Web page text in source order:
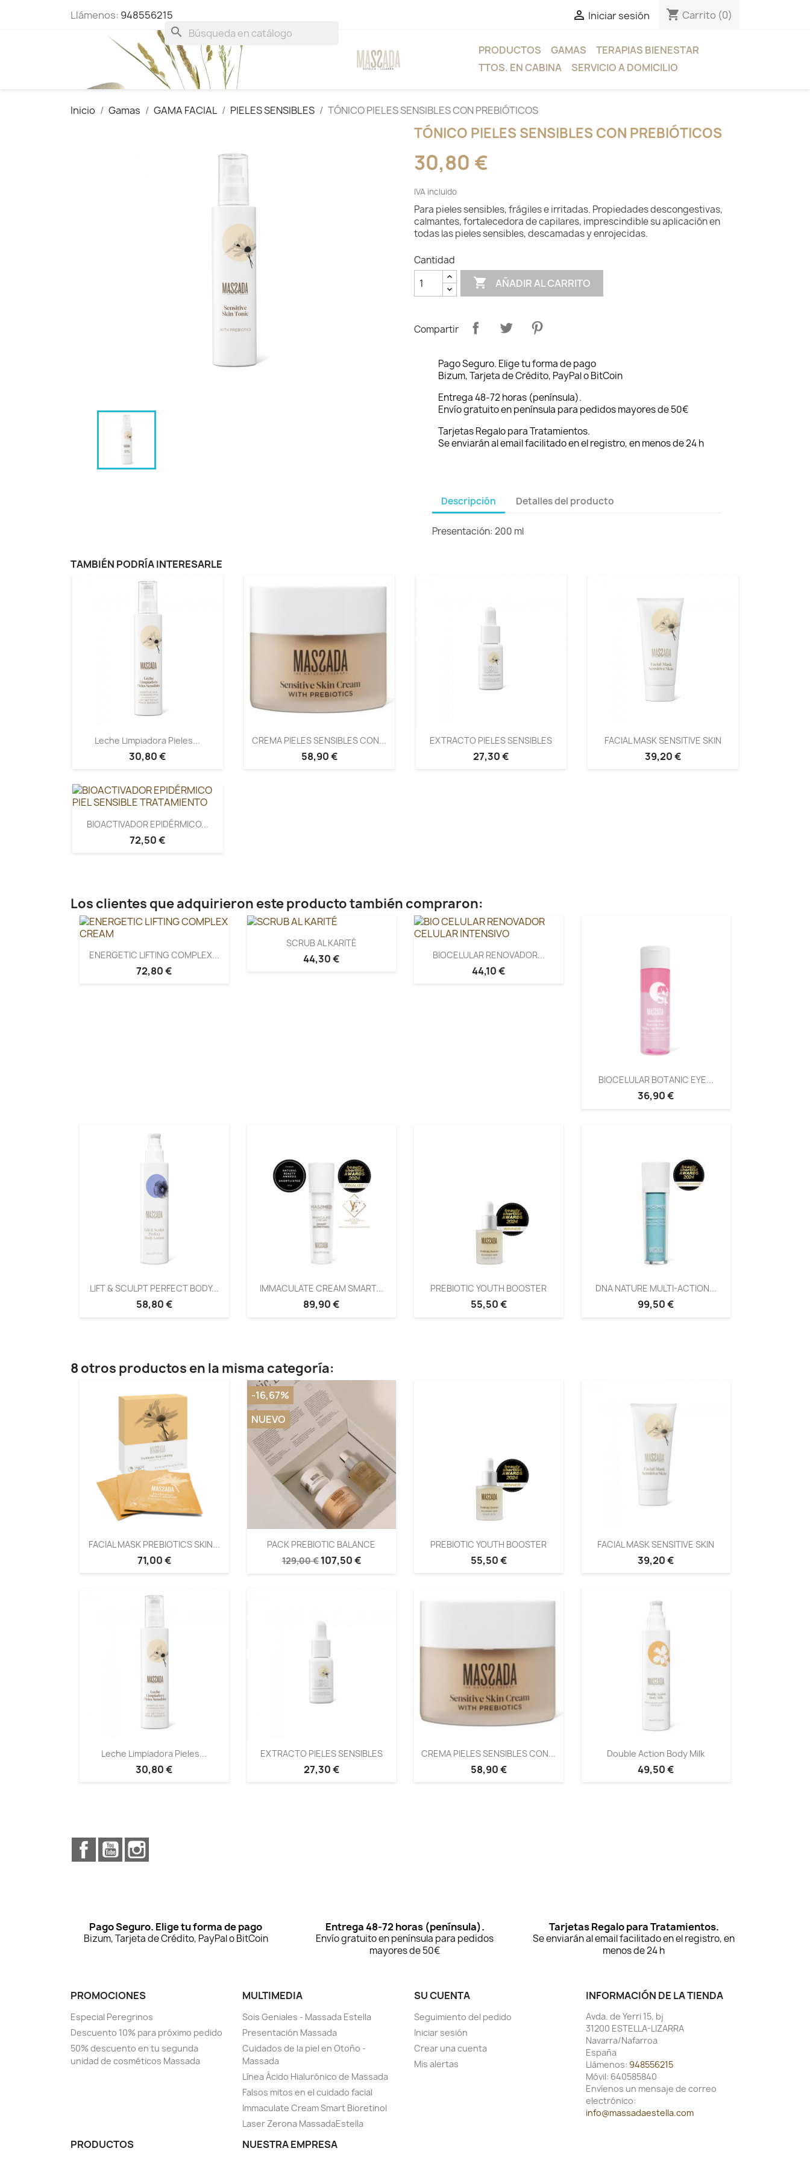
Llámenos: 948556215
search
 Iniciar sesión shopping_cart Carrito (0)
PRODUCTOS GAMAS
TERAPIAS BIENESTAR
TTOS. EN CABINA
SERVICIO A DOMICILIO
Inicio Gamas GAMA FACIAL PIELES SENSIBLES TÓNICO PIELES SENSIBLES CON PREBIÓTICOS
TÓNICO PIELES SENSIBLES CON PREBIÓTICOS
30,80 €
IVA incluido
Para pieles sensibles, frágiles e irritadas. Propiedades descongestivas,
calmantes, fortalecedora de capilares, imprescindible su aplicación en
todas las pieles sensibles, descamadas y enrojecidas.
Cantidad
 AÑADIR AL CARRITO
Compartir
Pago Seguro. Elige tu forma de pago
Bizum, Tarjeta de Crédito, PayPal o BitCoin
Entrega 48-72 horas (península).
Envío gratuito en península para pedidos mayores de 50€
Tarjetas Regalo para Tratamientos.
Se enviarán al email facilitado en el registro, en menos de 24 h
Descripción Detalles del producto
Presentación: 200 ml
TAMBIÉN PODRÍA INTERESARLE
Leche Limpiadora Pieles...
30,80 €
CREMA PIELES SENSIBLES CON...
58,90 €
EXTRACTO PIELES SENSIBLES
27,30 €
FACIAL MASK SENSITIVE SKIN
39,20 €
BIOACTIVADOR EPIDÉRMICO...
72,50 €
Los clientes que adquirieron este producto también compraron:
ENERGETIC LIFTING COMPLEX...
72,80 €
SCRUB AL KARITÉ
44,30 € BIOCELULAR RENOVADOR...
44,10 €
BIOCELULAR BOTANIC EYE...
36,90 €
LIFT & SCULPT PERFECT BODY...
58,80 €
IMMACULATE CREAM SMART...
89,90 €
PREBIOTIC YOUTH BOOSTER
55,50 €
DNA NATURE MULTI-ACTION...
99,50 €
8 otros productos en la misma categoría:
FACIAL MASK PREBIOTICS SKIN...
71,00 €
PACK PREBIOTIC BALANCE
129,00 € 107,50 €
-16,67%
NUEVO
PREBIOTIC YOUTH BOOSTER
55,50 €
FACIAL MASK SENSITIVE SKIN
39,20 €
Leche Limpiadora Pieles...
30,80 €
EXTRACTO PIELES SENSIBLES
27,30 €
CREMA PIELES SENSIBLES CON...
58,90 €
Double Action Body Milk
49,50 €
FacebookYouTube
Pago Seguro. Elige tu forma de pago
Bizum, Tarjeta de Crédito, PayPal o BitCoin
Entrega 48-72 horas (península).
Envío gratuito en península para pedidos
mayores de 50€
Tarjetas Regalo para Tratamientos.
Se enviarán al email facilitado en el registro, en
menos de 24 h
PROMOCIONES
Especial Peregrinos
Descuento 10% para próximo pedido
50% descuento en tu segunda
unidad de cosméticos Massada
MULTIMEDIA
Sois Geniales - Massada Estella
Presentación Massada
Cuidados de la piel en Otoño -
Massada
Línea Ácido Hialurónico de Massada
Falsos mitos en el cuidado facial
Immaculate Cream Smart Bioretinol
Laser Zerona MassadaEstella
PRODUCTOS NUESTRA EMPRESA
SU CUENTA
Seguimiento del pedido
Iniciar sesión
Crear una cuenta
Mis alertas
INFORMACIÓN DE LA TIENDA
Avda. de Yerri 15, bj
31200 ESTELLA-LIZARRA
Navarra/Nafarroa
España
Llámenos: 948556215
Móvil: 640585840
Envíenos un mensaje de correo
electrónico:
info@massadaestella.com